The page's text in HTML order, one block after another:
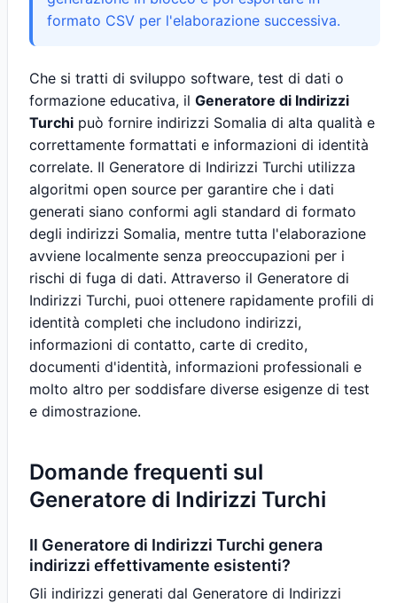
formato CSV per l'elaborazione successiva.
Che si tratti di sviluppo software, test di dati o
formazione educativa, il Generatore di Indirizzi
Turchi può fornire indirizzi Somalia di alta qualità e
correttamente formattati e informazioni di identità
correlate. Il Generatore di Indirizzi Turchi utilizza
algoritmi open source per garantire che i dati
generati siano conformi agli standard di formato
degli indirizzi Somalia, mentre tutta l'elaborazione
avviene localmente senza preoccupazioni per i
rischi di fuga di dati. Attraverso il Generatore di
Indirizzi Turchi, puoi ottenere rapidamente profili di
identità completi che includono indirizzi,
informazioni di contatto, carte di credito,
documenti d'identità, informazioni professionali e
molto altro per soddisfare diverse esigenze di test
e dimostrazione.
Domande frequenti sul
Generatore di Indirizzi Turchi
Il Generatore di Indirizzi Turchi genera
indirizzi effettivamente esistenti?
Gli indirizzi generati dal Generatore di Indirizzi